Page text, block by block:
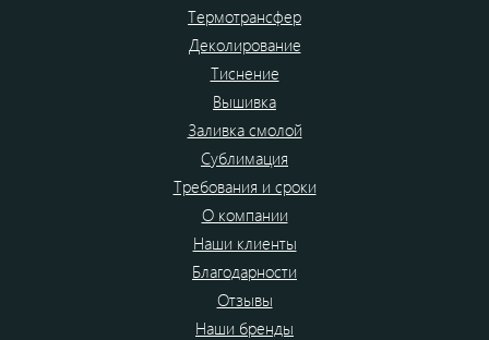
Термотрансфер
Деколирование
Тиснение
Вышивка
Заливка смолой
Сублимация
Требования и сроки
О компании
Наши клиенты
Благодарности
Отзывы
Наши бренды